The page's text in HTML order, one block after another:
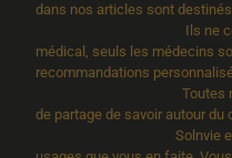
dans nos articles sont
Ils ne constituent
médical, seuls les médecins
recommandations
Toutes nos recette
de partage de savoir autour du
Solnvie est